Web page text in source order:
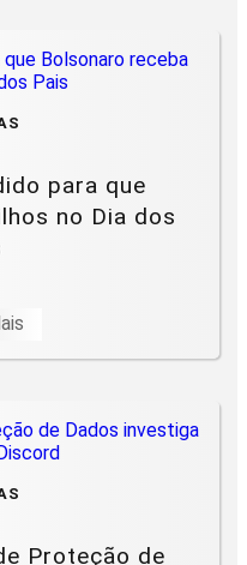
para que
no Dia dos
Proteção de